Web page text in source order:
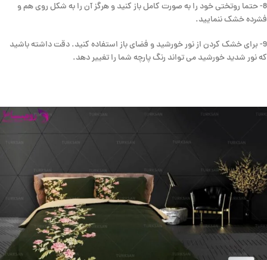
8- حتما روتختی خود را به صورت کامل باز کنید و هرگز آن را به شکل روی هم و
فشرده خشک ننمایید.
9- برای خشک کردن از نور خورشید و فضای باز استفاده کنید. دقت داشته باشید
که نور شدید خورشید می تواند رنگ پارچه شما را تغییر دهد.